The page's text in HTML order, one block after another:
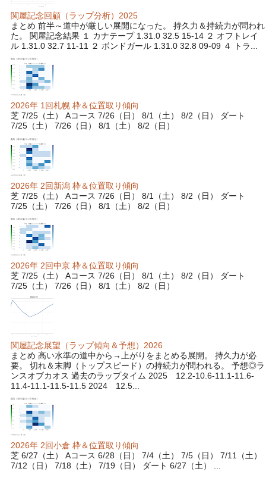
関屋記念回顧（ラップ分析）2025
まとめ 前半～道中が厳しい展開になった。 持久力＆持続力が問われ
た。 関屋記念結果 １ カナテープ 1.31.0 32.5 15-14 ２ オフトレイ
ル 1.31.0 32.7 11-11 ２ ボンドガール 1.31.0 32.8 09-09 ４ トラ...
2026年 1回札幌 枠＆位置取り傾向
芝 7/25（土） Aコース 7/26（日） 8/1（土） 8/2（日） ダート
7/25（土） 7/26（日） 8/1（土） 8/2（日）
2026年 2回新潟 枠＆位置取り傾向
芝 7/25（土） Aコース 7/26（日） 8/1（土） 8/2（日） ダート
7/25（土） 7/26（日） 8/1（土） 8/2（日）
2026年 2回中京 枠＆位置取り傾向
芝 7/25（土） Aコース 7/26（日） 8/1（土） 8/2（日） ダート
7/25（土） 7/26（日） 8/1（土） 8/2（日）
関屋記念展望（ラップ傾向＆予想）2026
まとめ 高い水準の道中から→上がりをまとめる展開。 持久力が必
要。 切れ＆末脚（トップスピード）の持続力が問われる。 予想◎ラ
ンスオブカオス 過去のラップタイム 2025 12.2-10.6-11.1-11.6-
11.4-11.1-11.5-11.5 2024 12.5...
2026年 2回小倉 枠＆位置取り傾向
芝 6/27（土） Aコース 6/28（日） 7/4（土） 7/5（日） 7/11（土）
7/12（日） 7/18（土） 7/19（日） ダート 6/27（土） ...